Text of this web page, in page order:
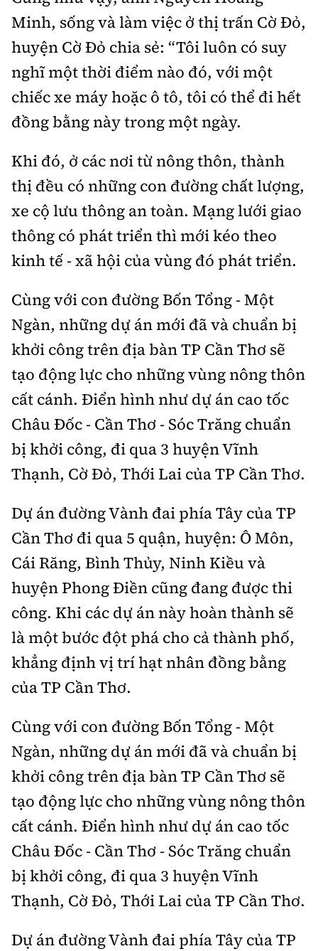
Minh, sống và làm việc ở thị trấn Cờ Đỏ,
huyện Cờ Đỏ chia sẻ: “Tôi luôn có suy
nghĩ một thời điểm nào đó, với một
chiếc xe máy hoặc ô tô, tôi có thể đi hết
đồng bằng này trong một ngày.
Khi đó, ở các nơi từ nông thôn, thành
thị đều có những con đường chất lượng,
xe cộ lưu thông an toàn. Mạng lưới giao
thông có phát triển thì mới kéo theo
kinh tế - xã hội của vùng đó phát triển.
Cùng với con đường Bốn Tổng - Một
Ngàn, những dự án mới đã và chuẩn bị
khởi công trên địa bàn TP Cần Thơ sẽ
tạo động lực cho những vùng nông thôn
cất cánh. Điển hình như dự án cao tốc
Châu Đốc - Cần Thơ - Sóc Trăng chuẩn
bị khởi công, đi qua 3 huyện Vĩnh
Thạnh, Cờ Đỏ, Thới Lai của TP Cần Thơ.
Dự án đường Vành đai phía Tây của TP
Cần Thơ đi qua 5 quận, huyện: Ô Môn,
Cái Răng, Bình Thủy, Ninh Kiều và
huyện Phong Điền cũng đang được thi
công. Khi các dự án này hoàn thành sẽ
là một bước đột phá cho cả thành phố,
khẳng định vị trí hạt nhân đồng bằng
của TP Cần Thơ.
Cùng với con đường Bốn Tổng - Một
Ngàn, những dự án mới đã và chuẩn bị
khởi công trên địa bàn TP Cần Thơ sẽ
tạo động lực cho những vùng nông thôn
cất cánh. Điển hình như dự án cao tốc
Châu Đốc - Cần Thơ - Sóc Trăng chuẩn
bị khởi công, đi qua 3 huyện Vĩnh
Thạnh, Cờ Đỏ, Thới Lai của TP Cần Thơ.
Dự án đường Vành đai phía Tây của TP